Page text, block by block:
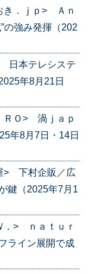
き．ｊｐ> Ａｎ
の強み発揮（202
日本テレシステ
年8月21日
ＲＯ> 渦ｊａｐ
年8月7日・14日
> 下村企販／広
鍵（2025年7月1
．> ｎａｔｕｒ
ライン展開で成